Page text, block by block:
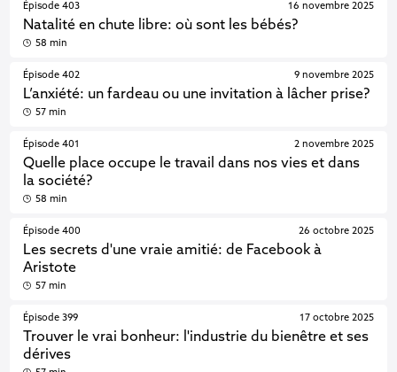
Épisode 403
Natalité en chute libre: où sont les bébés?
16 novembre 2025
58 min
Épisode 402
L’anxiété: un fardeau ou une invitation à lâcher prise?
9 novembre 2025
57 min
Épisode 401
Quelle place occupe le travail dans nos vies et dans
la société?
2 novembre 2025
58 min
Épisode 400
Les secrets d'une vraie amitié: de Facebook à
Aristote
26 octobre 2025
57 min
Épisode 399
Trouver le vrai bonheur: l'industrie du bienêtre et ses
dérives
17 octobre 2025